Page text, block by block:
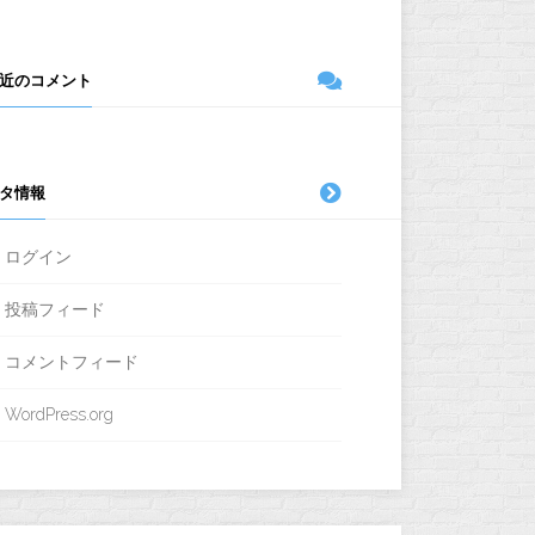
のコメント
情報
ログイン
投稿フィード
コメントフィード
WordPress.org